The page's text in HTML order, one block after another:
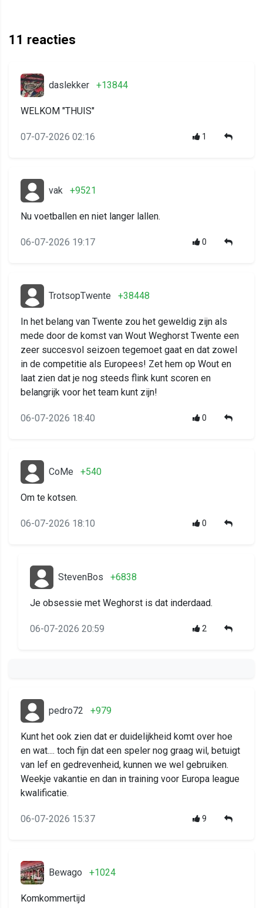
11 reacties
daslekker +13844
WELKOM "THUIS"
07-07-2026 02:16 1
vak +9521
Nu voetballen en niet langer lallen.
06-07-2026 19:17 0
TrotsopTwente +38448
In het belang van Twente zou het geweldig zijn als
mede door de komst van Wout Weghorst Twente een
zeer succesvol seizoen tegemoet gaat en dat zowel
in de competitie als Europees! Zet hem op Wout en
laat zien dat je nog steeds flink kunt scoren en
belangrijk voor het team kunt zijn!
06-07-2026 18:40 0
CoMe +540
Om te kotsen.
06-07-2026 18:10 0
StevenBos +6838
Je obsessie met Weghorst is dat inderdaad.
06-07-2026 20:59 2
pedro72 +979
Kunt het ook zien dat er duidelijkheid komt over hoe
en wat.... toch fijn dat een speler nog graag wil, betuigt
van lef en gedrevenheid, kunnen we wel gebruiken.
Weekje vakantie en dan in training voor Europa league
kwalificatie.
06-07-2026 15:37 9
Bewago +1024
Komkommertijd